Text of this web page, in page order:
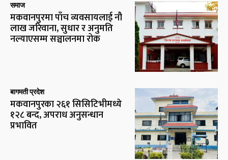
समाज
मकवानपुरमा पाँच व्यवसायलाई नौ
लाख जरिवाना, सुधार र अनुमति
नल्याएसम्म सञ्चालनमा रोक
बागमती प्रदेश
मकवानपुरका २६१ सिसिटिभीमध्ये
१२८ बन्द, अपराध अनुसन्धान
प्रभावित